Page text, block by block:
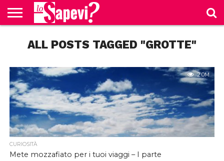
BENESSERE
GOSSIP
PRODOTTI
AMAZON
NEWS
CASA E
CUCINA
ALL POSTS TAGGED "GROTTE"
2.0M
CURIOSITÀ
Mete mozzafiato per i tuoi viaggi – I parte